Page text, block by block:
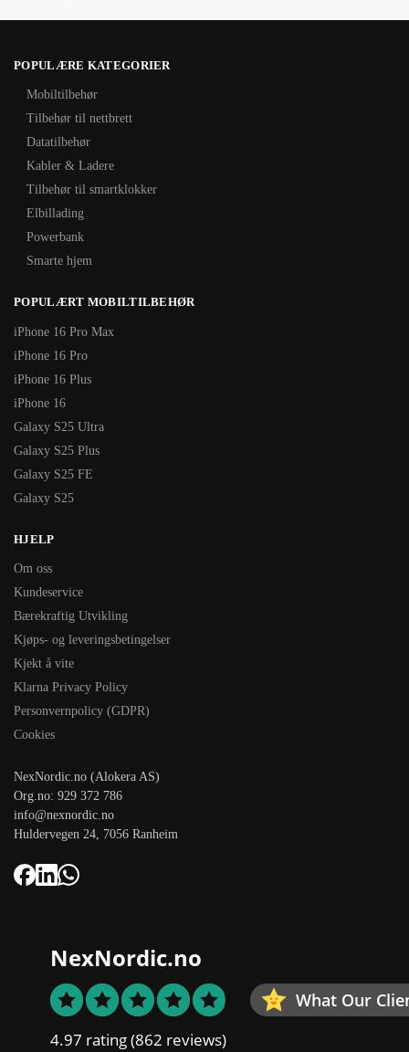
POPULÆRE KATEGORIER
Mobiltilbehør
Tilbehør til nettbrett
Datatilbehør
Kabler & Ladere
Tilbehør til smartklokker
Elbillading
Powerbank
Smarte hjem
POPULÆRT MOBILTILBEHØR
iPhone 16 Pro Max
iPhone 16 Pro
iPhone 16 Plus
iPhone 16
Galaxy S25 Ultra
Galaxy S25 Plus
Galaxy S25 FE
Galaxy S25
HJELP
Om oss
Kundeservice
Bærekraftig Utvikling
Kjøps- og leveringsbetingelser
Kjekt å vite
Klarna Privacy Policy
Personvernpolicy (GDPR)
Cookies
NexNordic.no (Alokera AS)
Org.no: 929 372 786
info@nexnordic.no
Huldervegen 24, 7056 Ranheim
NexNordic.no
What Our
4.97 rating(862 reviews)